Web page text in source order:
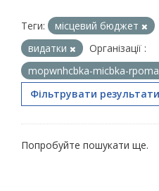
Теги: місцевий бюджет
видатки
Організації :
mopwnhcbka-micbka-
Фільтрувати результати
Попробуйте пошукати ще.